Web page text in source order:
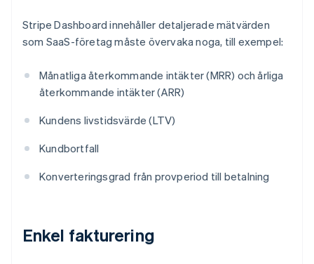
Stripe Dashboard innehåller detaljerade mätvärden
som SaaS-företag måste övervaka noga, till exempel:
Månatliga återkommande intäkter (MRR) och årliga
återkommande intäkter (ARR)
Kundens livstidsvärde (LTV)
Kundbortfall
Konverteringsgrad från provperiod till betalning
Enkel fakturering